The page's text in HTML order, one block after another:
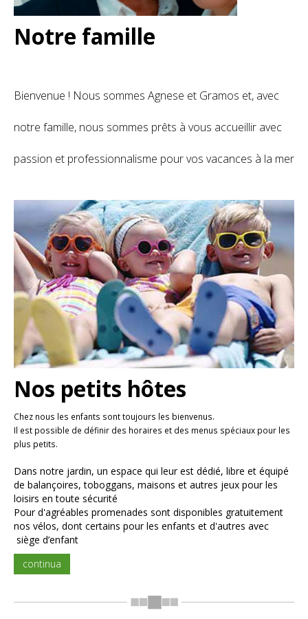
Notre famille
Bienvenue ! Nous sommes Agnese et Gramos et, avec
notre famille, nous sommes prêts à vous accueillir avec
passion et professionnalisme pour vos vacances à la mer
Nos petits hôtes
Chez nous les enfants sont toujours les bienvenus.
Il est possible de définir des horaires et des menus spéciaux pour les
plus petits.
Dans notre jardin, un espace qui leur est dédié, libre et équipé
de balançoires, toboggans, maisons et autres jeux pour les
loisirs en toute sécurité
Pour d'agréables promenades sont disponibles gratuitement
nos vélos, dont certains pour les enfants et d'autres avec
siège d’enfant
continua